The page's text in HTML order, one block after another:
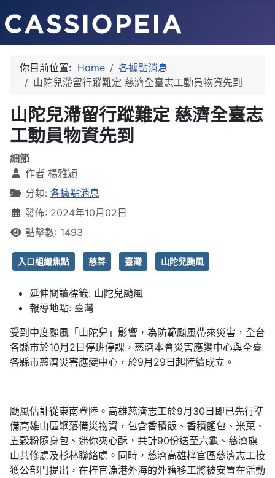
你目前位置: Home
各據點消息
山陀兒滯留行蹤難定 慈濟全臺志工動員物資先到
山陀兒滯留行蹤難定 慈濟全臺志
工動員物資先到
細節
作者 楊雅穎
分類: 各據點消息
發佈: 2024年10月02日
點擊數: 1493
入口組織焦點 慈善 臺灣 山陀兒颱風
延伸閱讀標籤: 山陀兒颱風
報導地點: 臺灣
受到中度颱風「山陀兒」影響，為防範颱風帶來災害，全台
各縣市於10月2日停班停課，慈濟本會災害應變中心與全臺
各縣市慈濟災害應變中心，於9月29日起陸續成立。
颱風估計從東南登陸。高雄慈濟志工於9月30日即已先行準
備高雄山區聚落備災物資，包含香積飯、香積麵包、米菓、
五穀粉隨身包、迷你夾心酥，共計90份送至六龜、慈濟旗
山共修處及杉林聯絡處。同時，慈濟高雄梓官區慈濟志工接
獲公部門提出，在梓官漁港外海的外籍移工將被安置在活動